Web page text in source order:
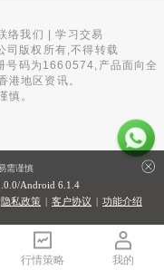
络我们 |学习交易
司版权所有,不得转载
号码为1660574,产品面向全
港地区资讯。
慎。
行情策略 我的
需谨慎
/Android 6.1.4
隐私政策 | 客户协议 | 功能介绍